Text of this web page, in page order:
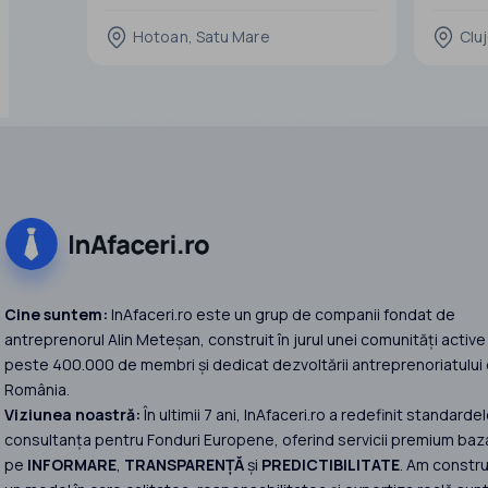
Hotoan, Satu Mare
Cine suntem: InAfaceri.ro este un grup de companii fondat de
antreprenorul Alin Meteșan, construit în jurul unei comunități
peste 400.000 de membri și dedicat dezvoltării antreprenoriatului
România.
Viziunea noastră:În ultimii 7 ani, InAfaceri.ro a redefinit
consultanța pentru Fonduri Europene, oferind servicii premium
pe INFORMARE TRANSPARENȚĂși PREDICTIBILITATE . Am